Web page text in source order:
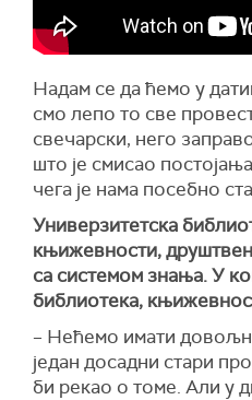
Надам се да ћемо у
смо лепо то све
свечарски, него
што је смисао
чега је нама посебно
Универзитетска
књижевности,
са системом знања. У
библиотека,
– Нећемо имати
један досадни стари
би рекао о томе. Али у